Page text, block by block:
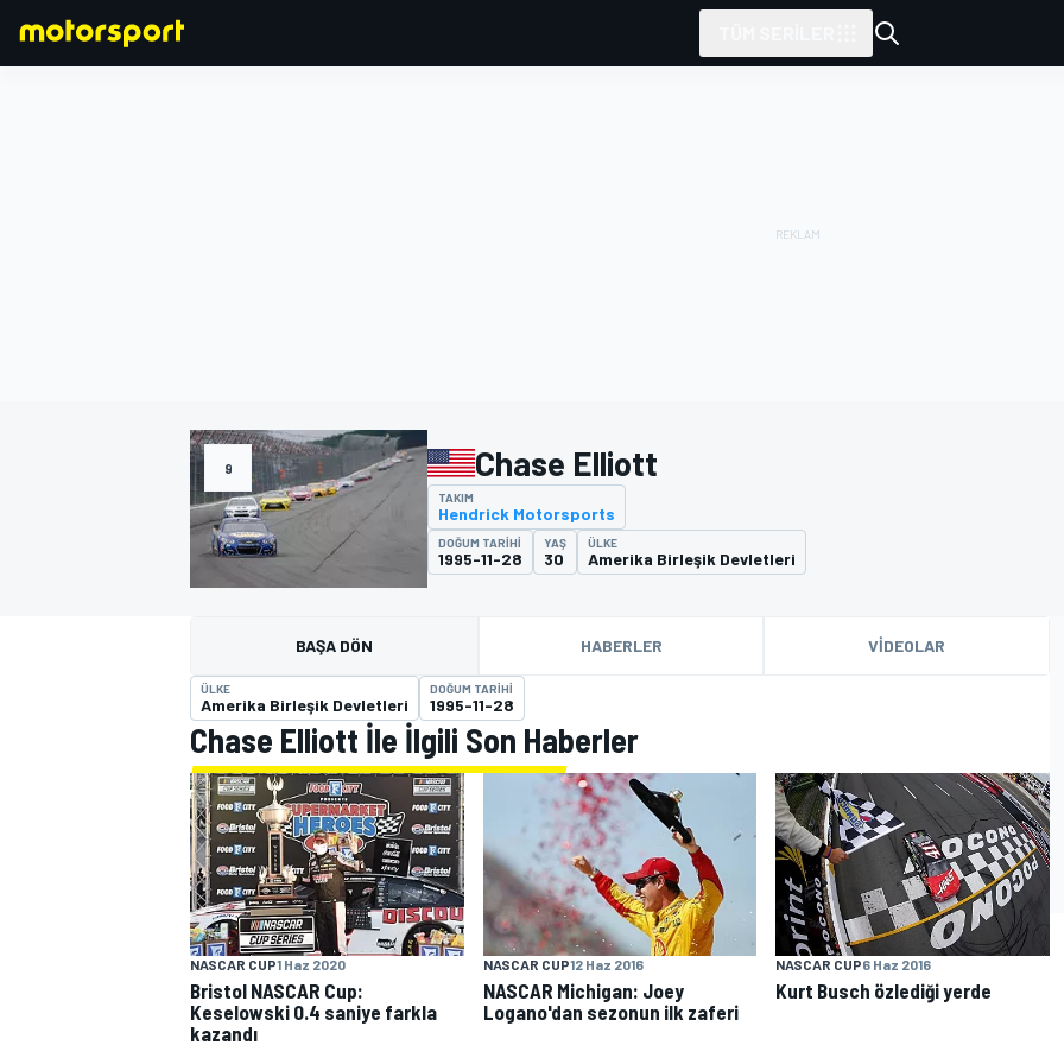
WORLD SUPERBIKE
9 Chase Elliott
TAKIM
Hendrick Motorsports
DOĞUM TARIHI
1995-11-28
YAŞ
30
ÜLKE
Amerika Birleşik Devletleri
BAŞA DÖN HABERLER VIDEOLAR
ÜLKE
Amerika Birleşik Devletleri
DOĞUM TARIHI
1995-11-28
Chase Elliott İle İlgili Son Haberler
NASCAR CUP1 Haz 2020
Bristol NASCAR Cup:
Keselowski 0.4 saniye farkla
kazandı
NASCAR CUP12 Haz 2016
NASCAR Michigan: Joey
Logano'dan sezonun ilk zaferi
NASCAR CUP6 Haz 2016
Kurt Busch özlediği yerde